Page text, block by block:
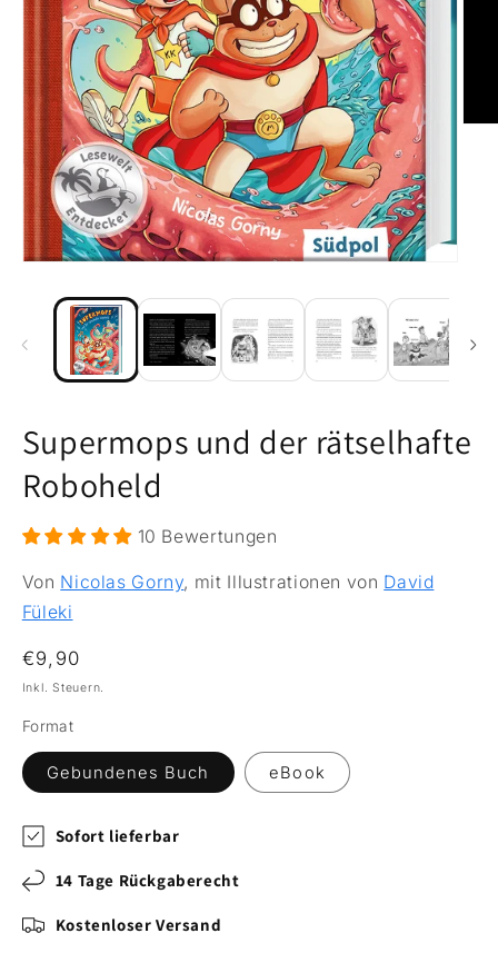
Supermops und der rätselhafte
Roboheld
10 Bewertungen
Von Nicolas Gorny, mit Illustrationen von David
Füleki
Normaler Preis
€9,90
Inkl. Steuern.
Format
Gebundenes Buch eBook
Sofort lieferbar
14 Tage Rückgaberecht
Kostenloser Versand